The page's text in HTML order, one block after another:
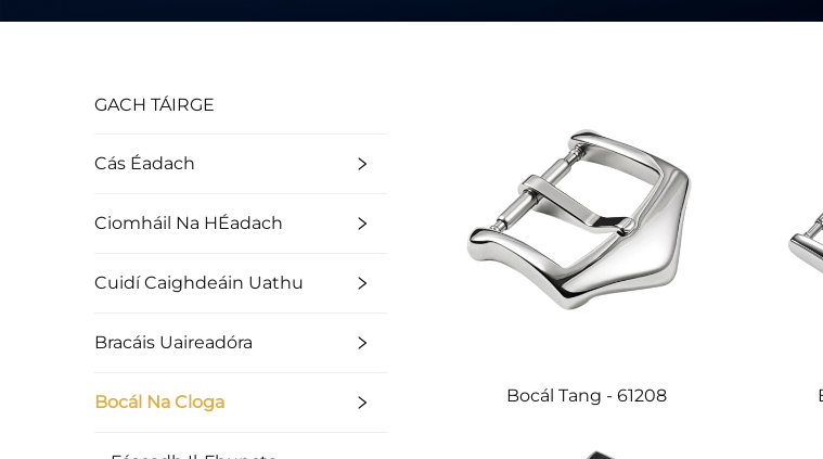
GACH TÁIRGE
Cás Éadach
Ciomháil Na HÉadach
Cuidí Caighdeáin Uathu
Bracáis Uaireadóra
Bocál Na Cloga Bocál Tang - 61208